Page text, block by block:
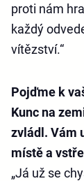
proti nám
každý
vítězství.“
Pojďme k
Kunc na
zvládl. Vám
místě a
„Já už se